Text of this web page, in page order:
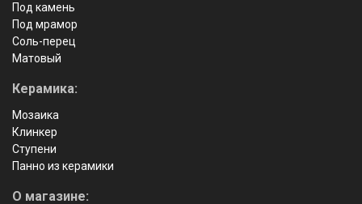
Под камень
Под мрамор
Соль-перец
Матовый
Керамика:
Мозаика
Клинкер
Ступени
Панно из керамики
О магазине: